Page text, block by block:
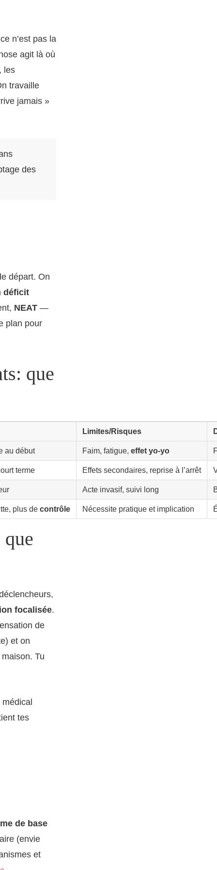
n’est pas la
agit là où
les
travaille
jamais »
des
départ. On
déficit
NEAT —
plan pour
que
Limites/Risques
au début Faim, fatigue, effet yo-yo
terme Effets secondaires, reprise à l’arrêt
Acte invasif, suivi long
plus de contrôle Nécessite pratique et implication
focalisée.
de
et on
Tu
tes
de base
(envie
et